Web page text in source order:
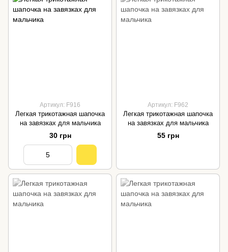
Артикул: F916
Легкая трикотажная шапочка
на завязках для мальчика
30 грн
Артикул: F962
Легкая трикотажная шапочка
на завязках для мальчика
55 грн